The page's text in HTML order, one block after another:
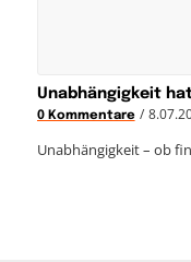
Unabhängigkeit
0 Kommentare /
Unabhängigkeit – ob